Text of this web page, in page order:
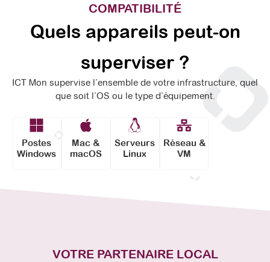
COMPATIBILITÉ
Quels appareils peut-on
superviser ?
ICT Mon supervise l’ensemble de votre infrastructure, quel
que soit l’OS ou le type d’équipement.
Postes
Windows
Mac &
macOS
Serveurs
Linux
Réseau &
VM
VOTRE PARTENAIRE LOCAL